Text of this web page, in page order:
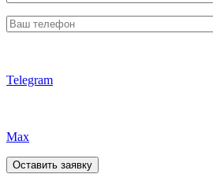
Telegram
Max